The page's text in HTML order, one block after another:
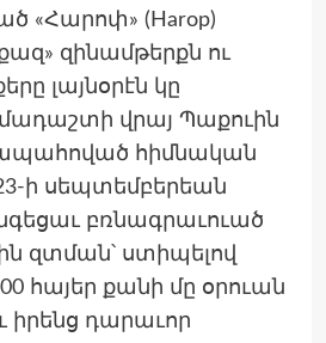
«Հարոփ» (Harop)
զինամթերքն ու
լայնօրէն կը
վրայ Պաքուին
ապահոված հիմնական
ի սեպտեմբերեան
բռնագրաւուած
զտման՝ ստիպելով
հայեր քանի մը օրուան
իրենց դարաւոր